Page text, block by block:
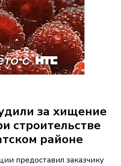
за хищение
строительстве
районе
предоставил заказчику